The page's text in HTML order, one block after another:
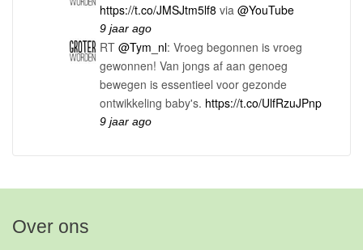
https://t.co/JMSJtm5lf8 via @YouTube
9 jaar ago
RT @Tym_nl: Vroeg begonnen is vroeg
gewonnen! Van jongs af aan genoeg
bewegen is essentieel voor gezonde
ontwikkeling baby's. https://t.co/UlfRzuJPnp
9 jaar ago
Over ons